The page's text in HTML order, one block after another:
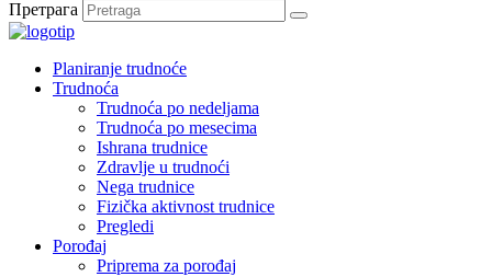
Претрага
Planiranje trudnoće
Trudnoća
Trudnoća po nedeljama
Trudnoća po mesecima
Ishrana trudnice
Zdravlje u trudnoći
Nega trudnice
Fizička aktivnost trudnice
Pregledi
Porođaj
Priprema za porođaj